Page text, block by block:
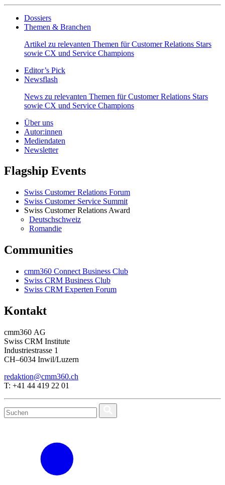
Dossiers
Themen & Branchen
Artikel zu relevanten Themen für Customer Relations Stars
sowie CX und Service Champions
Editor’s Pick
Newsflash
News zu relevanten Themen für Customer Relations Stars
sowie CX und Service Champions
Über uns
Autor:innen
Mediendaten
Newsletter
Flagship Events
Swiss Customer Relations Forum
Swiss Customer Service Summit
Swiss Customer Relations Award
Deutschschweiz
Romandie
Communities
cmm360 Connect Business Club
Swiss CRM Business Club
Swiss CRM Experten Forum
Kontakt
cmm360 AG
Swiss CRM Institute
Industriestrasse 1
CH–6034 Inwil/Luzern
redaktion@cmm360.ch
T: +41 44 419 22 01